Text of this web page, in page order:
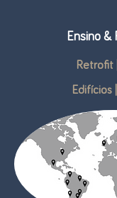
Ensino &
Retrofit
Edifícios